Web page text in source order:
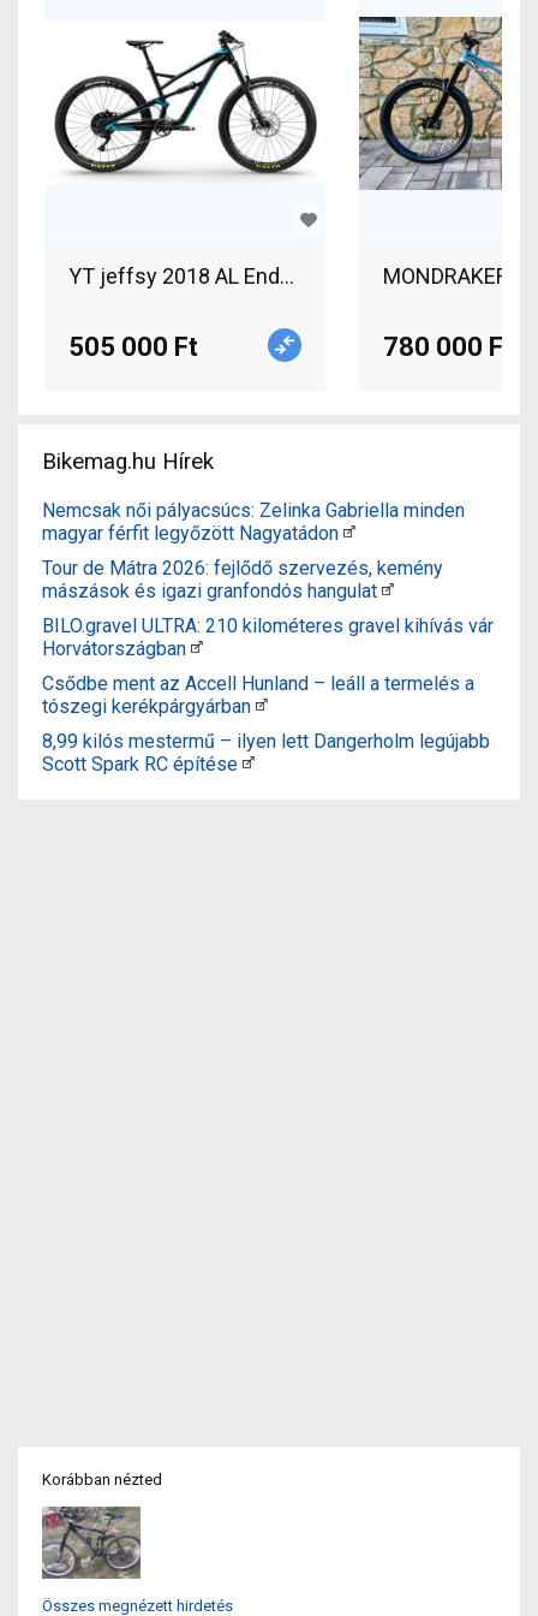
YT jeffsy 2018 AL Enduro / Freeride / DH 27.5"
505 000 Ft
MONDRAKER
780 000 Ft
Bikemag.hu Hírek
Nemcsak női pályacsúcs: Zelinka Gabriella minden
magyar férfit legyőzött Nagyatádon
Tour de Mátra 2026: fejlődő szervezés, kemény
mászások és igazi granfondós hangulat
BILO.gravel ULTRA: 210 kilométeres gravel kihívás vár
Horvátországban
Csődbe ment az Accell Hunland – leáll a termelés a
tószegi kerékpárgyárban
8,99 kilós mestermű – ilyen lett Dangerholm legújabb
Scott Spark RC építése
Korábban nézted
Összes megnézett hirdetés